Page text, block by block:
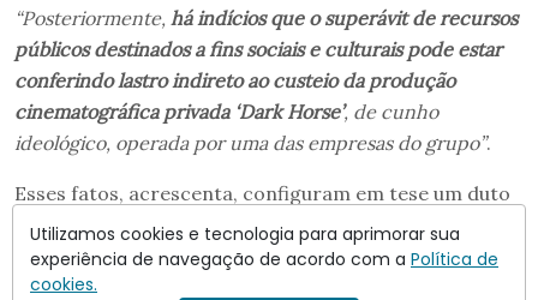
“Posteriormente, há indícios que o superávit de recursos
públicos destinados a fins sociais e culturais pode estar
conferindo lastro indireto ao custeio da produção
cinematográfica privada ‘Dark Horse’, de cunho
ideológico, operada por uma das empresas do grupo”.
Esses fatos, acrescenta, configuram em tese um duto
de recursos que desafia diretrizes de transparência e
publicidade estabelecidas pelo STF, exigindo“rigorosa
fiscalização para impedir o desvio de finalidade e a
Utilizamos cookies e tecnologia para aprimorar sua
experiência de navegação de acordo com a Política de
cookies.